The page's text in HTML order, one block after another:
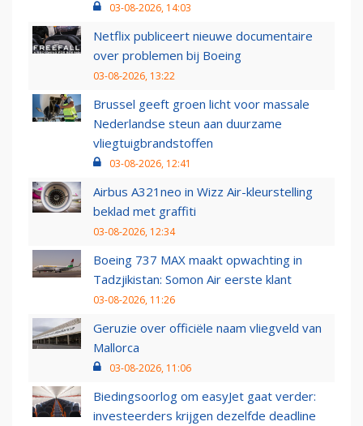
03-08-2026, 14:03
Netflix publiceert nieuwe documentaire
over problemen bij Boeing
03-08-2026, 13:22
Brussel geeft groen licht voor massale
Nederlandse steun aan duurzame
vliegtuigbrandstoffen
03-08-2026, 12:41
Airbus A321neo in Wizz Air-kleurstelling
beklad met graffiti
03-08-2026, 12:34
Boeing 737 MAX maakt opwachting in
Tadzjikistan: Somon Air eerste klant
03-08-2026, 11:26
Geruzie over officiële naam vliegveld van
Mallorca
03-08-2026, 11:06
Biedingsoorlog om easyJet gaat verder:
investeerders krijgen dezelfde deadline